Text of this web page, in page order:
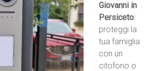
Giovanni in
Persiceto:
proteggi la
tua famiglia
con un
citofono o